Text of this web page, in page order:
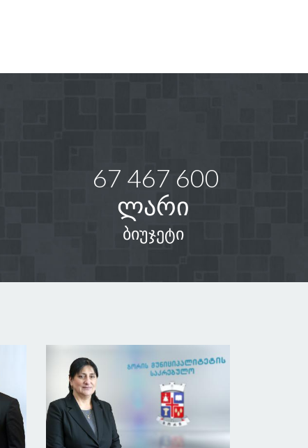
67 467 600
ლარი
ბიუჯეტი